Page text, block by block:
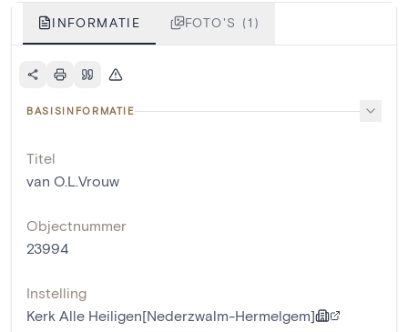
INFORMATIE FOTO'S (1)
BASISINFORMATIE
Titel
van O.L.Vrouw
Objectnummer
23994
Instelling
Kerk Alle Heiligen[Nederzwalm-Hermelgem]